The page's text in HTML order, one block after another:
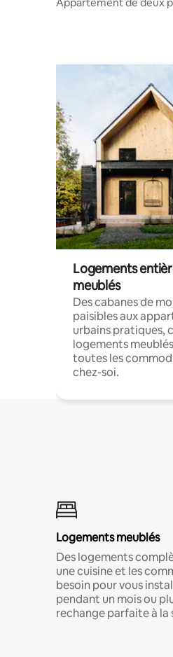
Logements
meublés
Des cabanes de
paisibles aux
urbains pratiques,
logements
toutes les
chez-soi.
Logements meublés
Des logements
une cuisine et les
besoin pour vous
pendant un mois ou
rechange parfaite à